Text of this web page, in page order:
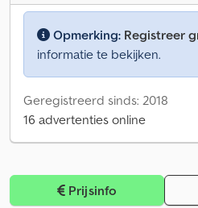
Opmerking: Registreer
informatie te bekijken.
Geregistreerd sinds: 2018
16 advertenties online
Prijsinfo